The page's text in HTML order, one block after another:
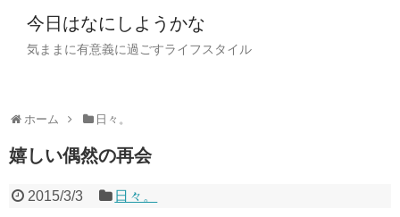
今日はなにしようかな
気ままに有意義に過ごすライフスタイル
ホーム 日々。
嬉しい偶然の再会
2015/3/3 日々。